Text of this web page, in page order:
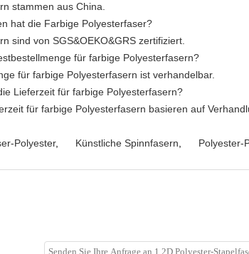
stammen aus China.
hat die Farbige Polyesterfaser?
sind von SGS&OEKO&GRS zertifiziert.
für farbige Polyesterfasern?
für farbige Polyesterfasern ist verhandelbar.
Lieferzeit für farbige Polyesterfasern?
für farbige Polyesterfasern basieren auf
Polyester, Künstliche Spinnfasern Polyester-